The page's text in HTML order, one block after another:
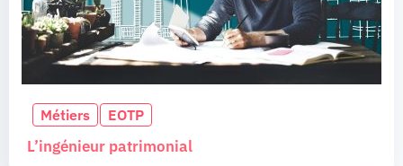
Métiers EOTP
L’ingénieur patrimonial